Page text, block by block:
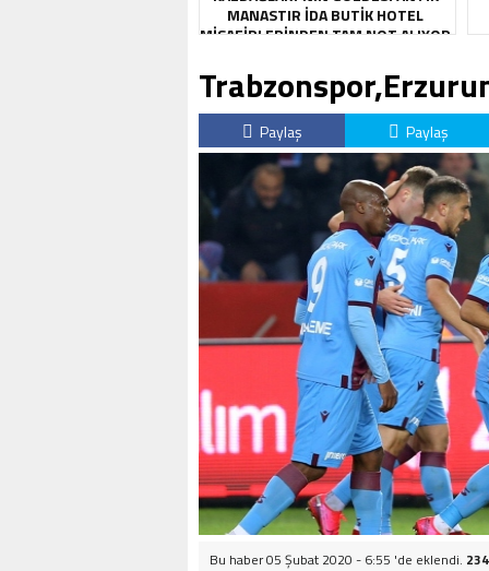
MANASTIR İDA BUTIK HOTEL
MISAFIRLERINDEN TAM NOT ALIYOR
Paylaş Paylaş
Bu haber 05 Şubat 2020 - 6:55 'de eklendi.